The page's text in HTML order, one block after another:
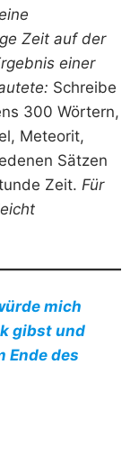
Zeit auf der
einer
Schreibe
300 Wörtern,
Meteorit,
Sätzen
Zeit. Für
mich
gibst und
Ende des